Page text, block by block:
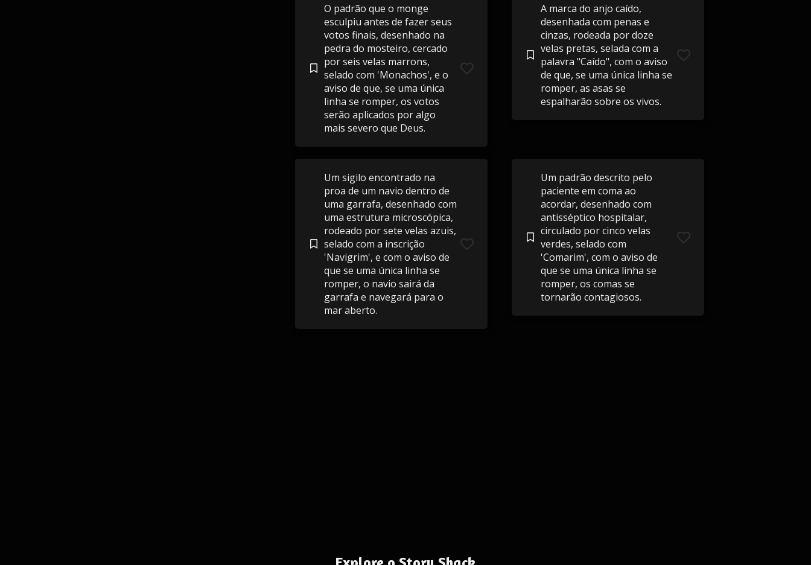
O padrão que o monge
esculpiu antes de fazer seus
votos finais, desenhado na
pedra do mosteiro, cercado
por seis velas marrons,
selado com 'Monachos', e o
aviso de que, se uma única
linha se romper, os votos
serão aplicados por algo
mais severo que Deus.
A marca do anjo caído,
desenhada com penas e
cinzas, rodeada por doze
velas pretas, selada com a
palavra "Caído", com o aviso
de que, se uma única linha se
romper, as asas se
espalharão sobre os vivos.
Um sigilo encontrado na
proa de um navio dentro de
uma garrafa, desenhado com
uma estrutura microscópica,
rodeado por sete velas azuis,
selado com a inscrição
'Navigrim', e com o aviso de
que se uma única linha se
romper, o navio sairá da
garrafa e navegará para o
mar aberto.
Um padrão descrito pelo
paciente em coma ao
acordar, desenhado com
antisséptico hospitalar,
circulado por cinco velas
verdes, selado com
'Comarim', com o aviso de
que se uma única linha se
romper, os comas se
tornarão contagiosos.